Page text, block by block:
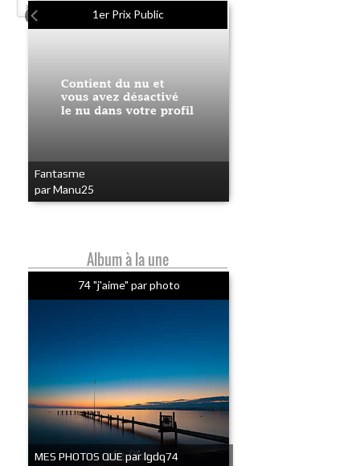
»
1er Prix Public
Fantasme
par Manu25
Album à la une
74 "j'aime" par photo
MES PHOTOS QUE par lgdq74